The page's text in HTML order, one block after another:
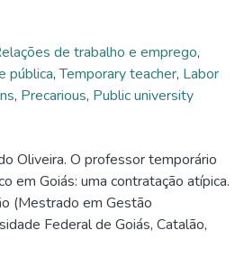
de trabalho e emprego,
pública,Temporary teacher, Labor
, Precarious, Public university
Oliveira. O professor temporário
em Goiás: uma contratação atípica.
(Mestrado em Gestão
Federal de Goiás, Catalão,